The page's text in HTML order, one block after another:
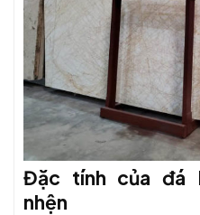
Đặc tính của đá
nhện